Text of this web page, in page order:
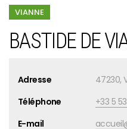
VIANNE
BASTIDE DE
Adresse
47230,
Téléphone
+33 5
E-mail